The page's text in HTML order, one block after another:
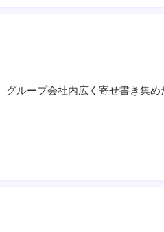
ループ会社内広く寄せ書き集